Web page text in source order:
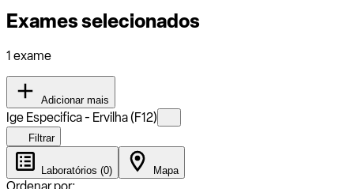
Exames selecionados
1 exame
Adicionar mais
Ige Especifica - Ervilha (F12)
Filtrar
Laboratórios (0) Mapa